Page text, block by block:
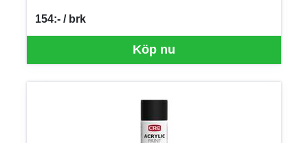
Köp nu
154:- / brk
SEK per BRK